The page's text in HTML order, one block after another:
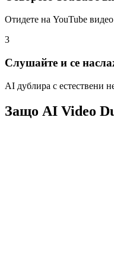
Отидете на YouTube
3
Слушайте и се
AI дублира с естествени
Защо AI Video